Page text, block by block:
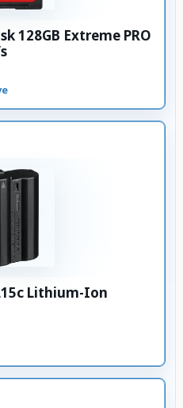
128GB Extreme PRO
Lithium-Ion